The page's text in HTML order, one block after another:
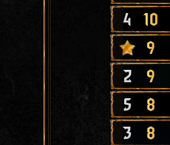
4 10
9
2 9
5 8
3 8